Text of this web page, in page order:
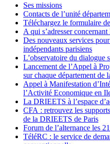
Ses missions
Contacts de l’unité
Téléchargez le formulaire
A qui s’adresser
Des nouveaux services
indépendants parisiens
L’observatoire du dialogue
Lancement de l’Appel à
sur chaque département de
Appel à Manifestation
l’Activité Economique en
La DRIEETS à l’espace
CFA : retrouvez les
de la DRIEETS de Paris
Forum de l’alternance les
TéléRC : le service de